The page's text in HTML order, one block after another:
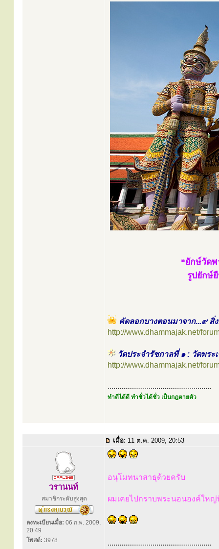
“ยักษ์วัดพ
รูปยักษ์
คัดลอกบางตอนมาจาก...๙ สิ่
http://www.dhammajak.net/
วัดประจำรัชกาลที่ ๑ : วัดพร
http://www.dhammajak.net/
.....................................................
ทำดีได้ดี ทำชั่วได้ชั่ว เป็นกฎตายตัว
เมื่อ: 11 ต.ค. 2009, 20:53
วรานนท์
สมาชิกระดับสูงสุด
ลงทะเบียนเมื่อ: 06 ก.พ. 2009,
20:49
โพสต์: 3978
อนุโมทนาสาธุด้วยครับ
ผมเคยไปกราบพระนอนองค์ให
.....................................................